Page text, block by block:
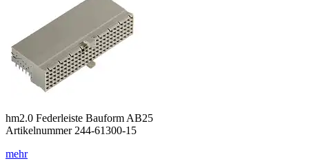
hm2.0 Federleiste Bauform AB25
Artikelnummer 244-61300-15
mehr